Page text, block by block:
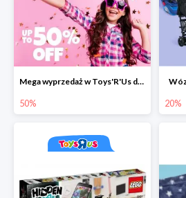
Mega wyprzedaż w Toys'R'Us do -50%
50% 20%